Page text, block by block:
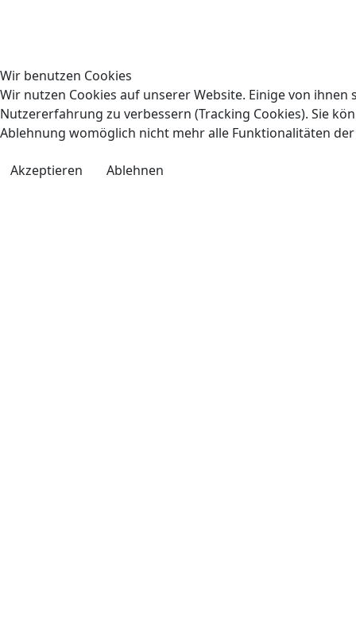
Wir benutzen Cookies
Wir nutzen Cookies auf unserer Website. Einige von
Nutzererfahrung zu verbessern (Tracking Cookies). Sie
Ablehnung womöglich nicht mehr alle Funktionalitäten
Akzeptieren Ablehnen